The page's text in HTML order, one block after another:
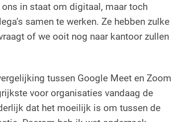
in staat om digitaal, maar toch
samen te werken. Ze hebben zulke
of we ooit nog naar kantoor zullen
tussen Google Meet en Zoom
voor organisaties vandaag de
dat het moeilijk is om tussen de